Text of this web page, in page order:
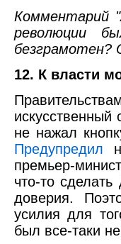
Комментарий
революции
безграмотен?
12. К власти
не нажал
Предупредил
премьер-
что-то
доверия.
усилия для
был все-таки